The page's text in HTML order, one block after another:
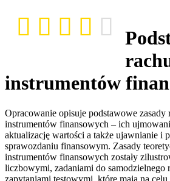
instrumentów
Opracowanie opisuje podstawowe zasady
instrumentów finansowych – ich
aktualizację wartości a także ujawnianie i
sprawozdaniu finansowym. Zasady
instrumentów finansowych zostały
liczbowymi, zadaniami do samodzielnego
zapytaniami testowymi, które mają na celu